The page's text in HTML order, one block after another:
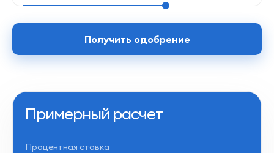
Получить одобрение
Примерный расчет
Процентная ставка